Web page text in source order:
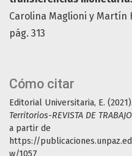
Cómo citar
Editorial Universitaria, E.
Territorios-REVISTA DE
a partir de
https://
Carolina Maglioni y Martín
pág. 313